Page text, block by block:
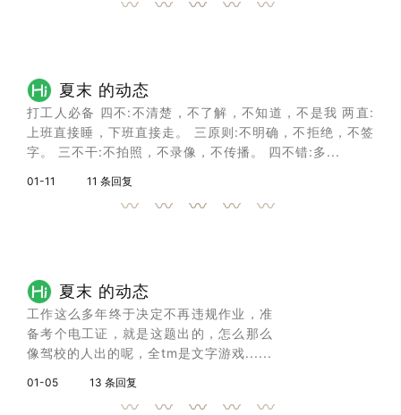
夏末 的动态
打工人必备 四不:不清楚，不了解，不知道，不是我 两直:
上班直接睡，下班直接走。 三原则:不明确，不拒绝，不签
字。 三不干:不拍照，不录像，不传播。 四不错:多...
01-11 11 条回复
夏末 的动态
工作这么多年终于决定不再违规作业，准
备考个电工证，就是这题出的，怎么那么
像驾校的人出的呢，全tm是文字游戏......
01-05 13 条回复